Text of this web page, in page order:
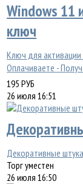
Windows 11
ключ
Ключ для
Оплачиваете -
195РУБ
26 июля 16:51
Декоративные
Торг уместен
26 июля 16:50